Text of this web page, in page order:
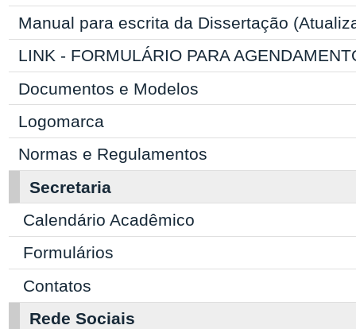
Manual para escrita da Dissertação
LINK - FORMULÁRIO PARA
Documentos e Modelos
Logomarca
Normas e Regulamentos
Secretaria
Calendário Acadêmico
Formulários
Contatos
Rede Sociais